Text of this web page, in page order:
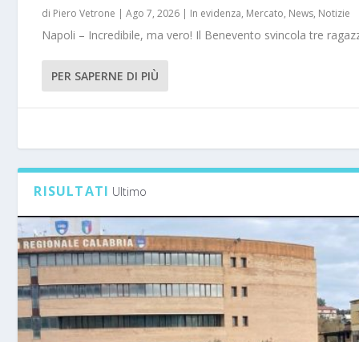
di Piero Vetrone |Ago 7, 2026 | In evidenza, Mercato, News, Notizie
Napoli – Incredibile, ma vero! Il Benevento svincola tre
PER SAPERNE DI PIÙ
RISULTATI Ultimo